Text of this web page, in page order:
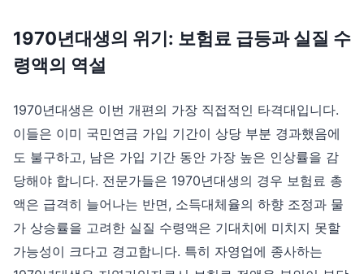
1970년대생의 위기: 보험료 급등과 실질 수
령액의 역설
1970년대생은 이번 개편의 가장 직접적인 타격대입니다.
이들은 이미 국민연금 가입 기간이 상당 부분 경과했음에
도 불구하고, 남은 가입 기간 동안 가장 높은 인상률을 감
당해야 합니다. 전문가들은 1970년대생의 경우 보험료 총
액은 급격히 늘어나는 반면, 소득대체율의 하향 조정과 물
가 상승률을 고려한 실질 수령액은 기대치에 미치지 못할
가능성이 크다고 경고합니다. 특히 자영업에 종사하는